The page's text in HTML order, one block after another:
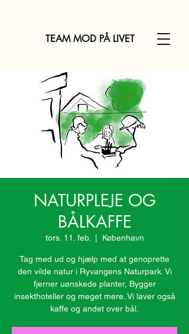
TEAM MOD PÅ LIVET
NATURPLEJE OG
BÅLKAFFE
tors. 11. feb. København
Tag med ud og hjælp med at genoprette
den vilde natur i Ryvangens Naturpark. Vi
fjerner uønskede planter, Bygger
insekthoteller og meget mere. Vi laver også
kaffe og andet over bål.